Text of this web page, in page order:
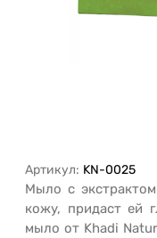
Артикул: KN-0025
Мыло с
кожу, придаст ей
мыло от Khadi